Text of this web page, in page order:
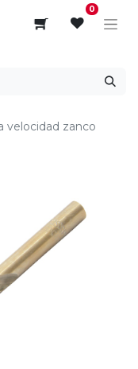
0
velocidad zanco